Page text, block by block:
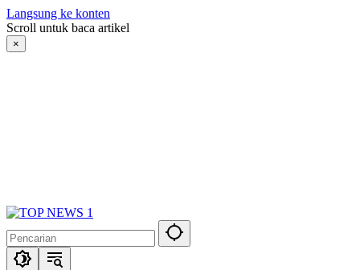
Langsung ke konten
Scroll untuk baca artikel
×